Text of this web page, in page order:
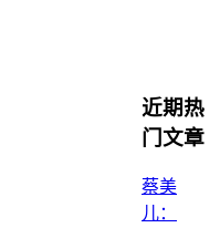
近期热
门文章
蔡美
儿：